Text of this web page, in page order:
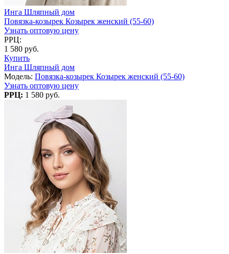
Инга Шляпный дом
Повязка-козырек Козырек женский (55-60)
Узнать оптовую цену
РРЦ:
1 580 руб.
Купить
Инга Шляпный дом
Модель: Повязка-козырек Козырек женский (55-60)
Узнать оптовую цену
РРЦ: 1 580 руб.